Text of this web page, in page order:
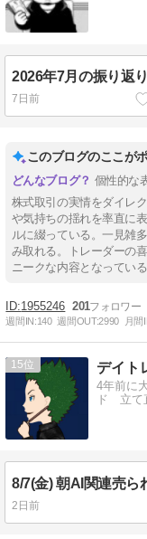
2026年7月の振り返り
7日前
このブログのここが
個性的な
株式取引の実情をダイレ
や気持ちの揺れを率直に
ルに綴っている。一見雑
み取れる。トレーダーの
ニークな内容となっている
1955246 201
週間IN:140 週間OUT:2990 月間
15 デイト
4年前に
ド 立て
8/7(金) 朝AI関連売ら
2日前